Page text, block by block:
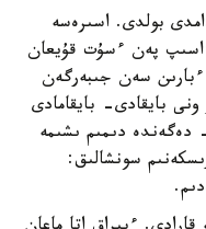
بولدى. اسىرەسە
پەن ءسۇت قۇيعان
ءبارىن سەن جىبەرگەن
بايقادى- بايقامادى
دەگەندە دىمىم ىشىمە
سونشالىق: